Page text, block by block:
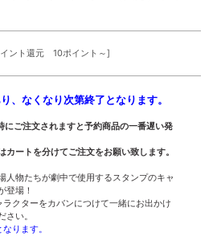
ント還元 10ポイント～]
、なくなり次第終了となります。
ご注文されますと予約商品の一番遅い発
ートを分けてご注文をお願い致します。
人物たちが劇中で使用するスタンプのキャ
登場！
クターをカバンにつけて一緒にお出かけ
い。
ります。